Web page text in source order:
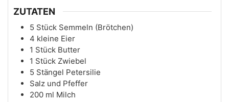
ZUTATEN
5 Stück Semmeln (Brötchen)
4 kleine Eier
1 Stück Butter
1 Stück Zwiebel
5 Stängel Petersilie
Salz und Pfeffer
200 ml Milch